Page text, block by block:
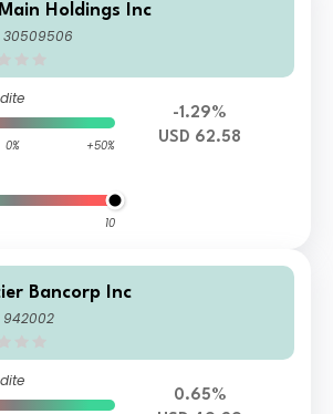
Holdings Inc
30509506
0% +50%
10
-1.29%
USD 62.58
Bancorp Inc
942002
0.65%